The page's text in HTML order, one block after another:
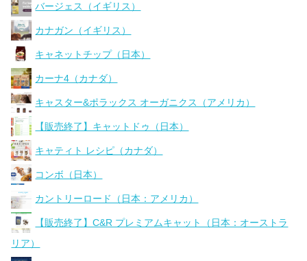
バージェス（イギリス）
カナガン（イギリス）
キャネットチップ（日本）
カーナ4（カナダ）
キャスター&ポラックス オーガニクス（アメリカ）
【販売終了】キャットドゥ（日本）
キャティト レシピ（カナダ）
コンボ（日本）
カントリーロード（日本：アメリカ）
【販売終了】C&R プレミアムキャット（日本：オーストラ
リア）